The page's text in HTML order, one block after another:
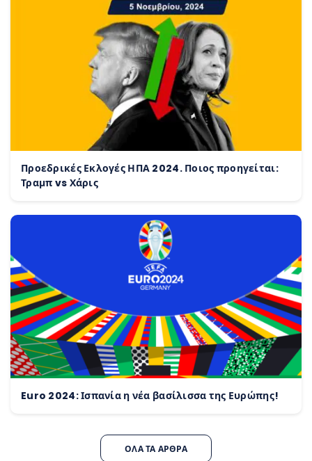
Προεδρικές Εκλογές ΗΠΑ 2024. Ποιος προηγείται:
Τραμπ vs Χάρις
Euro 2024: Ισπανία η νέα βασίλισσα της Ευρώπης!
ΌΛΑ ΤΑ ΆΡΘΡΑ